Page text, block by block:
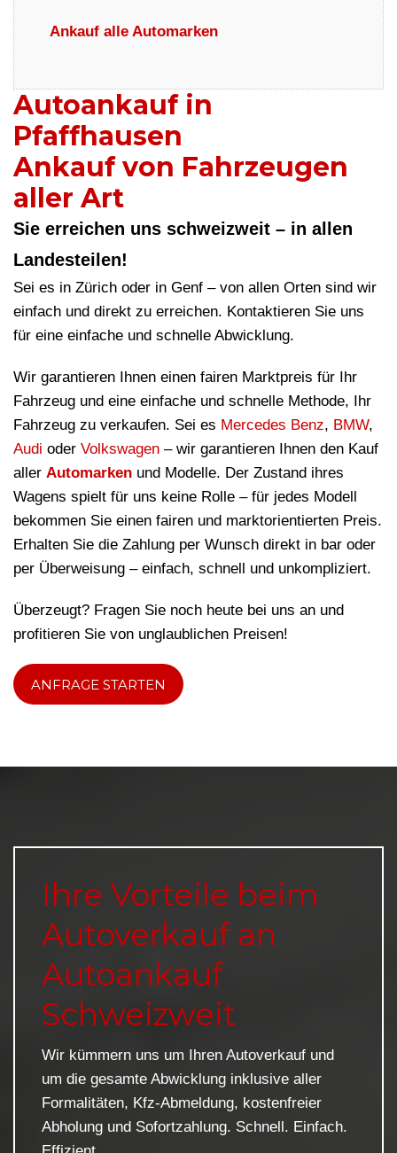
Ankauf alle Automarken
Autoankauf in
Pfaffhausen
Ankauf von Fahrzeugen
aller Art
Sie erreichen uns schweizweit – in allen
Landesteilen!
Sei es in Zürich oder in Genf – von allen Orten sind wir
einfach und direkt zu erreichen. Kontaktieren Sie uns
für eine einfache und schnelle Abwicklung.
Wir garantieren Ihnen einen fairen Marktpreis für Ihr
Fahrzeug und eine einfache und schnelle Methode, Ihr
Fahrzeug zu verkaufen. Sei es Mercedes Benz, BMW,
Audi oder Volkswagen – wir garantieren Ihnen den Kauf
aller Automarken und Modelle. Der Zustand ihres
Wagens spielt für uns keine Rolle – für jedes Modell
bekommen Sie einen fairen und marktorientierten Preis.
Erhalten Sie die Zahlung per Wunsch direkt in bar oder
per Überweisung – einfach, schnell und unkompliziert.
Überzeugt? Fragen Sie noch heute bei uns an und
profitieren Sie von unglaublichen Preisen!
ANFRAGE STARTEN
Ihre Vorteile beim
Autoverkauf an
Autoankauf
Schweizweit
Wir kümmern uns um Ihren Autoverkauf und
um die gesamte Abwicklung inklusive aller
Formalitäten, Kfz-Abmeldung, kostenfreier
Abholung und Sofortzahlung. Schnell. Einfach.